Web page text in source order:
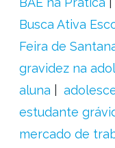
Busca Ativa
Feira de
gravidez na
aluna
estudante
mercado de